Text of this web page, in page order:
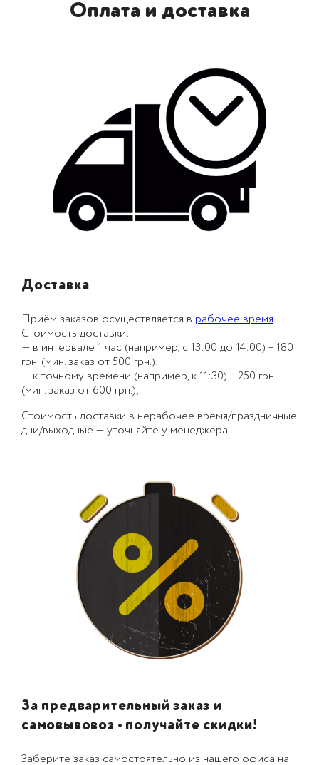
Оплата и доставка
Доставка
Приём заказов осуществляется в рабочее время.
Стоимость доставки:
— в интервале 1 час (например, с 13:00 до 14:00) – 180
грн. (мин. заказ от 500 грн.);
— к точному времени (например, к 11:30) – 250 грн.
(мин. заказ от 600 грн.);
Стоимость доставки в нерабочее время/праздничные
дни/выходные — уточняйте у менеджера.
За предварительный заказ и
самовывовоз - получайте скидки!
Заберите заказ самостоятельно из нашего офиса на